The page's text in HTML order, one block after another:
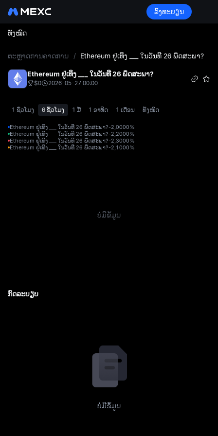
ລົງທະບຽນ
ທັງໝົດ
ຕະຫຼາດການຄາດການ / Ethereum ຢູ່ເທິງ ___ ໃນວັນທີ 26 ພຶດສະພາ?
Ethereum ຢູ່ເທິງ ___ ໃນວັນທີ 26 ພຶດສະພາ?
$0 2026-05-27 00:00
1 ຊົ່ວໂມງ 6 ຊົ້ວໂມງ 1 ມື້ 1 ອາທິດ 1 ເດືອນ ທັງໝົດ
Ethereum ຢູ່ເທິງ ___ ໃນວັນທີ 26 ພຶດສະພາ?-2,0000%
Ethereum ຢູ່ເທິງ ___ ໃນວັນທີ 26 ພຶດສະພາ?-2,2000%
Ethereum ຢູ່ເທິງ ___ ໃນວັນທີ 26 ພຶດສະພາ?-2,3000%
Ethereum ຢູ່ເທິງ ___ ໃນວັນທີ 26 ພຶດສະພາ?-2,1000%
ບໍ່ມີຂໍ້ມູນ
ກົດລະບຽບ
ບໍ່ມີຂໍ້ມູນ